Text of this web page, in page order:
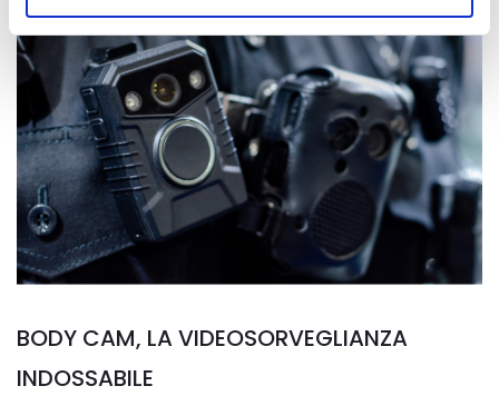
BODY CAM, LA VIDEOSORVEGLIANZA
INDOSSABILE